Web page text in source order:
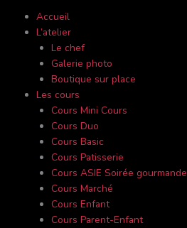
Accueil
L’atelier
Le chef
Galerie photo
Boutique sur place
Les cours
Cours Mini Cours
Cours Duo
Cours Basic
Cours Patisserie
Cours ASIE Soirée gourmande
Cours Marché
Cours Enfant
Cours Parent-Enfant